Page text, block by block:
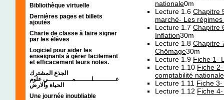
Bibliothèque virtuelle
Dernières pages et billets
ajoutés
Charte de classe à faire signer
par les élèves
Logiciel pour aider les
enseignants à gérer facilement
et efficacement leurs notes.
الجذع المشترك
عـــــــــــلــــــــمــــــــــــي علوم
الحياة والارض
Une journée inoubliable
nationale0m
Lecture 1.6 Chapitre
marché- Les
Lecture 1.7 Chapitre
Inflation30m
Lecture 1.8 Chapitre
Chômage30m
Lecture 1.9 Fiche 1-
Lecture 1.10 Fiche
comptabilité nationale
Lecture 1.11 Fiche
Lecture 1.12 Fiche 4-